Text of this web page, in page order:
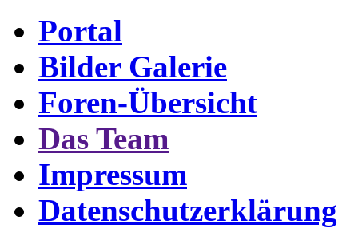
Portal
Bilder Galerie
Foren-Übersicht
Das Team
Impressum
Datenschutzerklärung